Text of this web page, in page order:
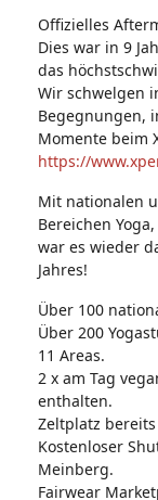
g
s:
Offizielles
Dies war in 9
das
Wir schwelgen
Begegnungen,
Momente beim
https://
Mit nationalen
Bereichen
war es wieder
Jahres!
Über 100
Über 200
11 Areas.
2 x am Tag
enthalten.
Zeltplatz
Kostenloser
Meinberg.
Fairwear